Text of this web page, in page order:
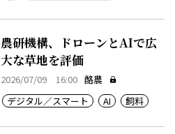
農研機構、ドローンとAIで広
大な草地を評価
2026/07/09 16:00 酪農
デジタル／スマート
AI 飼料